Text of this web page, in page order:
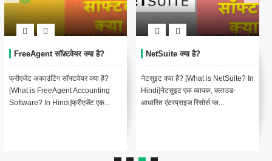
FreeAgent सॉफ़्टवेयर क्या है?
फ्रीएजेंट अकाउंटिंग सॉफ्टवेयर क्या है?
[What is FreeAgent Accounting
Software? In Hindi]फ्रीएजेंट एक...
NetSuite क्या है?
नेटसुइट क्या है? [What is NetSuite? In
Hindi]नेटसुइट एक व्यापक, क्लाउड-
आधारित एंटरप्राइज रिसोर्स प्ल...